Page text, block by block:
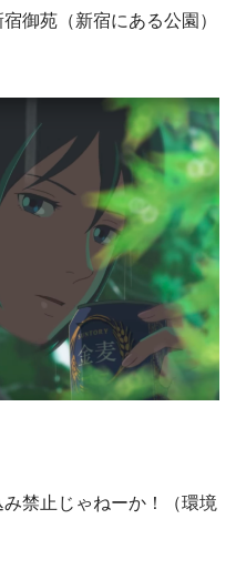
御苑（新宿にある公園）
禁止じゃねーか！（環境